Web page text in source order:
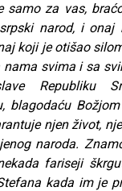
samo za vas,
narod, i onaj
koji je otišao
nama svima i sa
Republiku
blagodaću
njen život,
naroda.
fariseji
kada im je